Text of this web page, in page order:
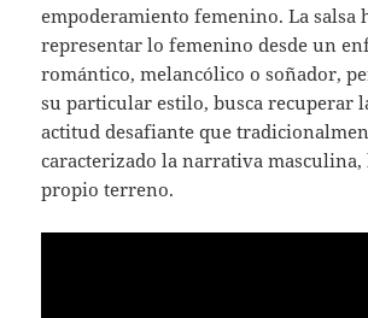
empoderamiento femenino. La salsa
representar lo femenino desde un
romántico, melancólico o soñador,
su particular estilo, busca recuperar
actitud desafiante que
caracterizado la narrativa masculina,
propio terreno.